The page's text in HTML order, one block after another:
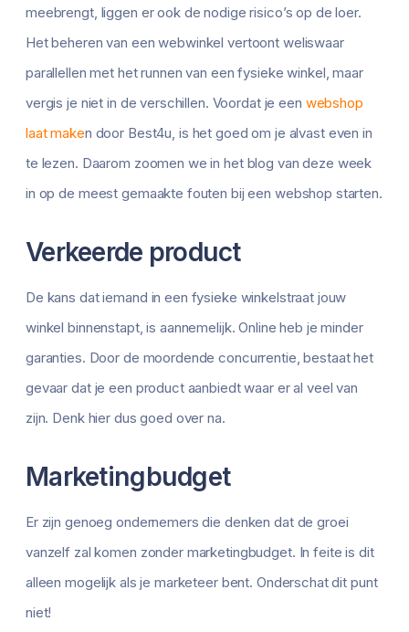
meebrengt, liggen er ook de nodige risico’s op de loer.
Het beheren van een webwinkel vertoont weliswaar
parallellen met het runnen van een fysieke winkel, maar
vergis je niet in de verschillen. Voordat je een webshop
laat maken door Best4u, is het goed om je alvast even in
te lezen. Daarom zoomen we in het blog van deze week
in op de meest gemaakte fouten bij een webshop starten.
Verkeerde product
De kans dat iemand in een fysieke winkelstraat jouw
winkel binnenstapt, is aannemelijk. Online heb je minder
garanties. Door de moordende concurrentie, bestaat het
gevaar dat je een product aanbiedt waar er al veel van
zijn. Denk hier dus goed over na.
Marketingbudget
Er zijn genoeg ondernemers die denken dat de groei
vanzelf zal komen zonder marketingbudget. In feite is dit
alleen mogelijk als je marketeer bent. Onderschat dit punt
niet!